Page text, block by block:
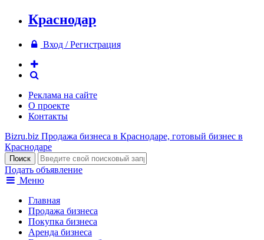
Краснодар
Вход / Регистрация
Реклама на сайте
О проекте
Контакты
Bizru.biz Продажа бизнеса в Краснодаре, готовый бизнес в
Краснодаре
Подать объявление
Меню
Главная
Продажа бизнеса
Покупка бизнеса
Аренда бизнеса